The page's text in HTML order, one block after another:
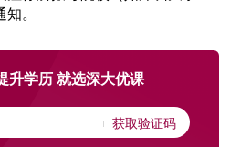
。
升学历 就选深大优课
获取验证码